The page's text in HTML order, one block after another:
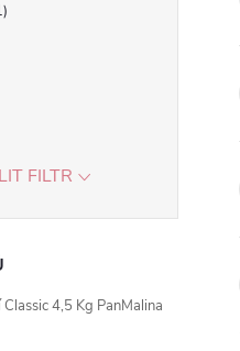
FILTR
Classic 4,5 Kg PanMalina